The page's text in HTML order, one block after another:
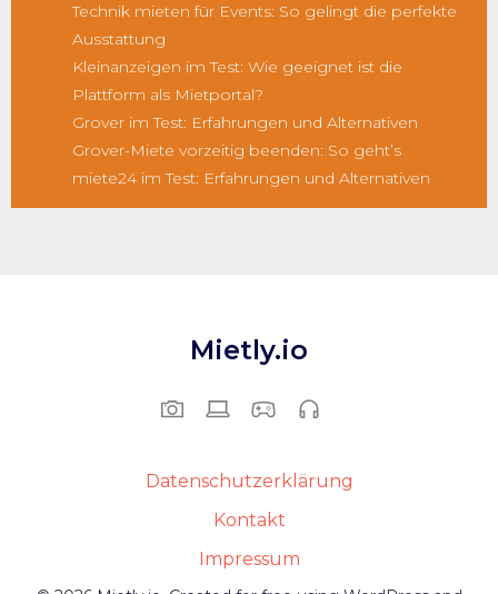
Technik mieten für Events: So gelingt die perfekte
Ausstattung
Kleinanzeigen im Test: Wie geeignet ist die
Plattform als Mietportal?
Grover im Test: Erfahrungen und Alternativen
Grover-Miete vorzeitig beenden: So geht’s
miete24 im Test: Erfahrungen und Alternativen
Mietly.io
Datenschutzerklärung
Kontakt
Impressum